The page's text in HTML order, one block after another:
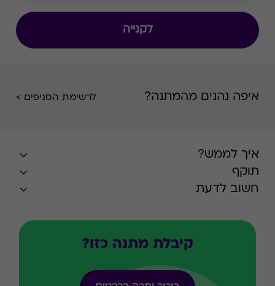
לקנייה
איפה נהנים מהמתנה? לרשימת הסניפים >
איך לממש?
תוקף
חשוב לדעת
קיבלת מתנה כזו?